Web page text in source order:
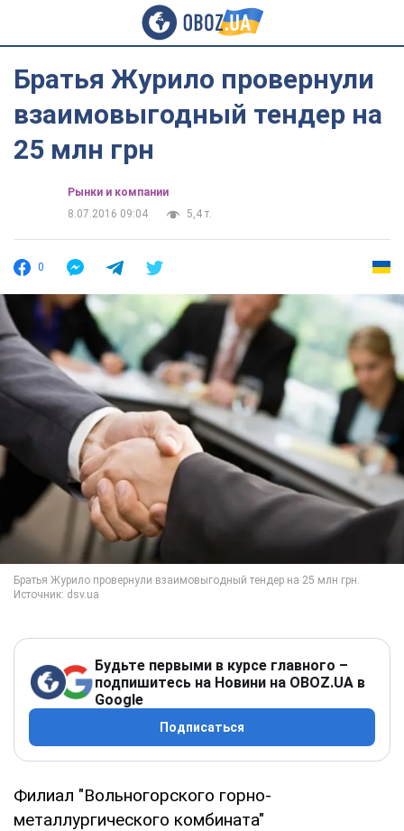
Братья Журило провернули
взаимовыгодный тендер на
25 млн грн
Рынки и компании
8.07.2016 09:04
5,4 т.
0
Будьте первыми в курсе главного –
подпишитесь на Новини на OBOZ.UA в
Google
Подписаться
Филиал "Вольногорского горно-
металлургического комбината"